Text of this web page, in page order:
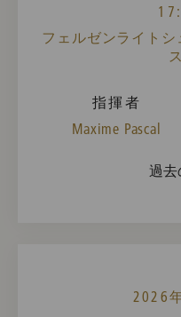
フェルゼンライト
指揮者
Maxime Pascal
過去
2026